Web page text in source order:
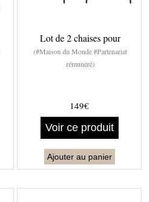
Lot de 2 chaises pour
(#Maison du Monde #Partenariat
rémunéré)
149€
Voir ce produit
Ajouter au panier